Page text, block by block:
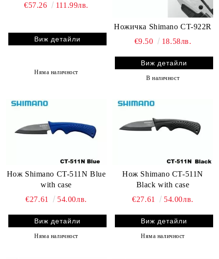
€57.26 111.99лв.
Виж детайли
Няма наличност
Ножичка Shimano CT-922R
€9.50
18.58лв.
Виж детайли
В наличност
Нож Shimano CT-511N Blue
with case
€27.61
54.00лв.
Виж детайли
Няма наличност
Нож Shimano CT-511N
Black with case
€27.61
54.00лв.
Виж детайли
Няма наличност